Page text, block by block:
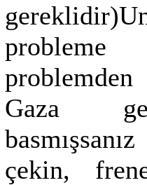
problemden
Gaza
çekin,